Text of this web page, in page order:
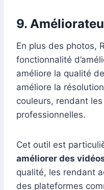
9.
En plus des photos,
fonctionnalité
améliore la qualité
améliore la
couleurs, rendant
professionnelles.
Cet outil est
améliorer des
qualité, les rendant
des plateformes